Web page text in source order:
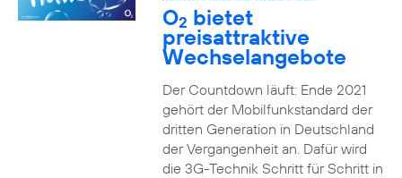
O2 bietet
preisattraktive
Wechselangebote
Der Countdown läuft: Ende 2021
gehört der Mobilfunkstandard der
dritten Generation in Deutschland
der Vergangenheit an. Dafür wird
die 3G-Technik Schritt für Schritt in